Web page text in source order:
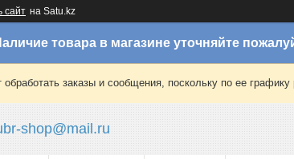
сайт на Satu.kz
товара в магазине уточняйте
заказы и сообщения, поскольку по ее
shop@mail.ru